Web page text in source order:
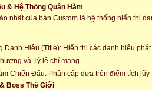
& Hệ Thống Quân Hàm
nhất của bản Custom là hệ thống hiển thị
Danh Hiệu (Title): Hiển thị các danh hiệu
và Tỷ lệ chí mạng.
Chiến Đấu: Phân cấp dựa trên điểm tích
Boss Thế Giới